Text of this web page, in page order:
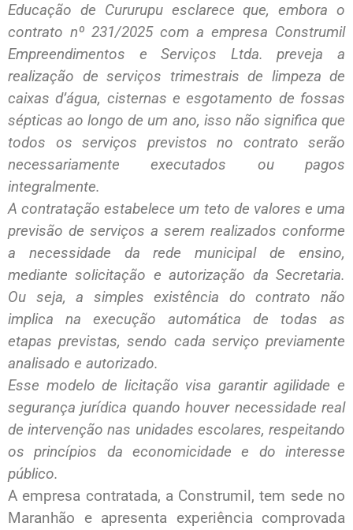
Educação de Cururupu esclarece que, embora o
contrato nº 231/2025 com a empresa Construmil
Empreendimentos e Serviços Ltda. preveja a
realização de serviços trimestrais de limpeza de
caixas d’água, cisternas e esgotamento de fossas
sépticas ao longo de um ano, isso não significa que
todos os serviços previstos no contrato serão
necessariamente executados ou pagos
integralmente.
A contratação estabelece um teto de valores e uma
previsão de serviços a serem realizados conforme
a necessidade da rede municipal de ensino,
mediante solicitação e autorização da Secretaria.
Ou seja, a simples existência do contrato não
implica na execução automática de todas as
etapas previstas, sendo cada serviço previamente
analisado e autorizado.
Esse modelo de licitação visa garantir agilidade e
segurança jurídica quando houver necessidade real
de intervenção nas unidades escolares, respeitando
os princípios da economicidade e do interesse
público.
A empresa contratada, a Construmil, tem sede no
Maranhão e apresenta experiência comprovada